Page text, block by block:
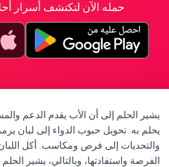
حمله الآن لتكتشف أسرار
يشير الحلم إلى أن الأب يقدم الدعم
يحلم به. تحويل حبوب الدواء إلى لبان
والتحديات إلى فرص ومكاسب. أكل
الفرصة واستفادتها، وبالتالي، يشير